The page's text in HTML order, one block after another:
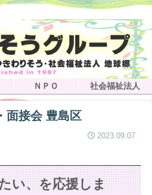
ＮＰＯ 社会福祉法人
面接会 豊島区
2023.09.07
い、を応援しま